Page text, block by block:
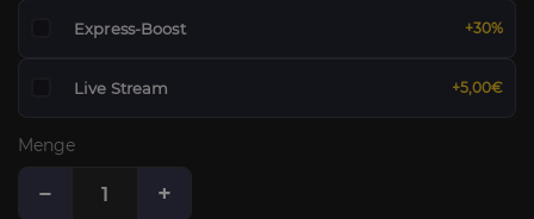
Express-Boost +30%
Live Stream +5,00€
Menge
− +